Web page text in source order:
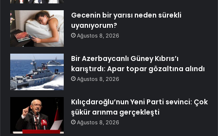
Gecenin bir yarısı neden sürekli
uyanıyorum?
Ağustos 8, 2026
Bir Azerbaycanlı Güney Kıbrıs’ı
karıştırdı: Apar topar gözaltına alındı
Ağustos 8, 2026
Kılıçdaroğlu’nun Yeni Parti sevinci: Çok
şükür arınma gerçekleşti
Ağustos 8, 2026